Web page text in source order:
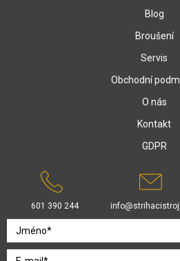
Blog
Broušení
Servis
Obchodní
O nás
Kontakt
GDPR
601 390 244